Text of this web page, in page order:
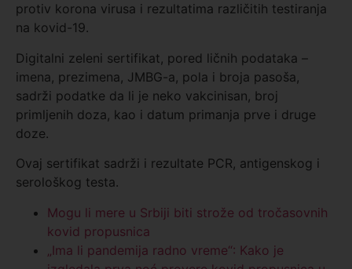
protiv korona virusa i rezultatima različitih testiranja
na kovid-19.
Digitalni zeleni sertifikat, pored ličnih podataka –
imena, prezimena, JMBG-a, pola i broja pasoša,
sadrži podatke da li je neko vakcinisan, broj
primljenih doza, kao i datum primanja prve i druge
doze.
Ovaj sertifikat sadrži i rezultate PCR, antigenskog i
serološkog testa.
Mogu li mere u Srbiji biti strože od tročasovnih
kovid propusnica
„Ima li pandemija radno vreme“: Kako je